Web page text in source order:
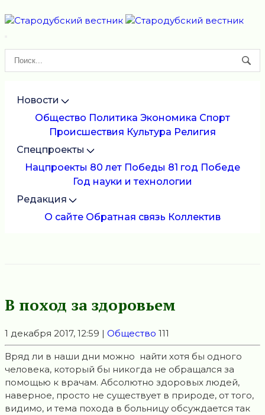
Новости
Общество Политика Экономика Спорт
Происшествия Культура Религия
Спецпроекты
Нацпроекты 80 лет Победы 81 год Победе
Год науки и технологии
Редакция
О сайте Обратная связь Коллектив
В поход за здоровьем
1 декабря 2017, 12:59 | Общество 111
Вряд ли в наши дни можно найти хотя бы одного
человека, который бы никогда не обращался за
помощью к врачам. Абсолютно здоровых людей,
наверное, просто не существует в природе, от того,
видимо, и тема похода в больницу обсуждается так